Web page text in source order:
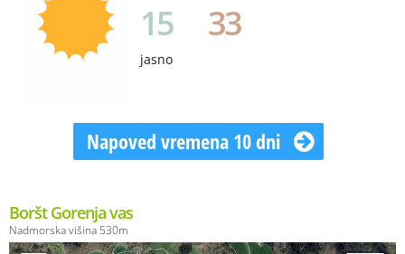
15 33
jasno
Napoved vremena 10 dni
Boršt Gorenja vas
Nadmorska višina 530m